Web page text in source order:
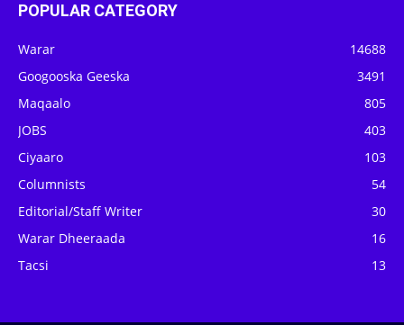
POPULAR CATEGORY
Warar
14688
Googooska Geeska
3491
Maqaalo
805
JOBS
403
Ciyaaro
103
Columnists
54
Editorial/Staff Writer
30
Warar Dheeraada
16
Tacsi
13